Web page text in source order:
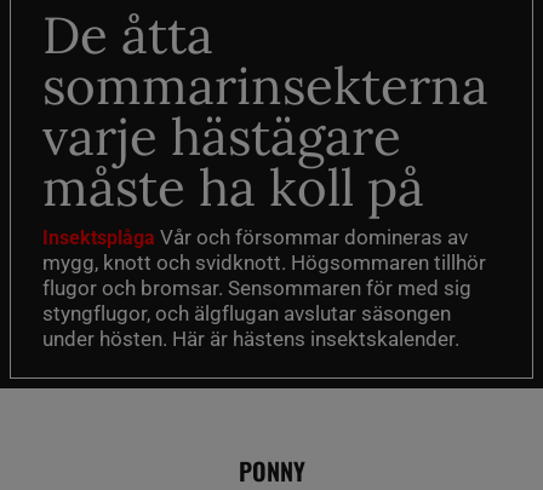
De åtta
sommarinsekterna
varje hästägare
måste ha koll på
Insektsplåga Vår och försommar domineras av
mygg, knott och svidknott. Högsommaren tillhör
flugor och bromsar. Sensommaren för med sig
styngflugor, och älgflugan avslutar säsongen
under hösten. Här är hästens insektskalender.
PONNY